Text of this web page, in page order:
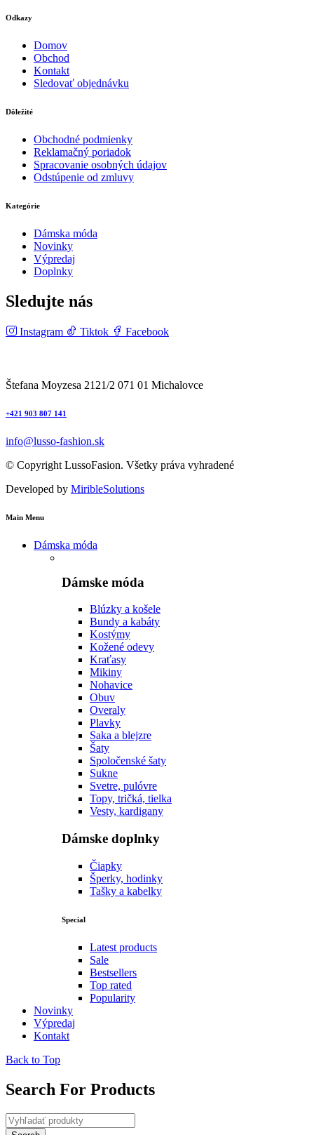
Odkazy
Domov
Obchod
Kontakt
Sledovať objednávku
Dôležité
Obchodné podmienky
Reklamačný poriadok
Spracovanie osobných údajov
Odstúpenie od zmluvy
Kategórie
Dámska móda
Novinky
Výpredaj
Doplnky
Sledujte nás
Instagram Tiktok Facebook
Štefana Moyzesa 2121/2 071 01 Michalovce
+421 903 807 141
info@lusso-fashion.sk
© Copyright LussoFasion. Všetky práva vyhradené
Developed by MiribleSolutions
Main Menu
Dámska móda
Dámske móda
Blúzky a košele
Bundy a kabáty
Kostýmy
Kožené odevy
Kraťasy
Mikiny
Nohavice
Obuv
Overaly
Plavky
Saka a blejzre
Šaty
Spoločenské šaty
Sukne
Svetre, pulóvre
Topy, tričká, tielka
Vesty, kardigany
Dámske doplnky
Čiapky
Šperky, hodinky
Tašky a kabelky
Special
Latest products
Sale
Bestsellers
Top rated
Popularity
Novinky
Výpredaj
Kontakt
Back to Top
Search For Products